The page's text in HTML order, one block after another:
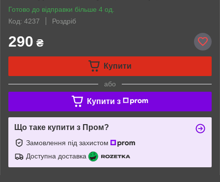
Готово до відправки більше 4 од.
Код: 4237
Роздріб
290 ₴
Купити
або
Купити з
Що таке купити з Пром?
Замовлення під захистом
Доступна доставка